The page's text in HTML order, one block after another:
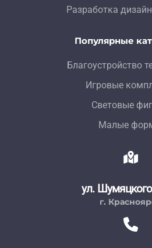
Разработка
Популярные
Благоустройство
Игровые
Световые
Малые
ул.
г.